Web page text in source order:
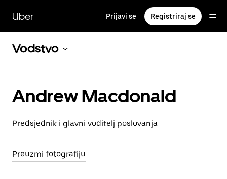
glavni
sadržaj
Uber Prijavi se Registriraj se
Vodstvo
Andrew Macdonald
Predsjednik i glavni voditelj poslovanja
Preuzmi fotografiju